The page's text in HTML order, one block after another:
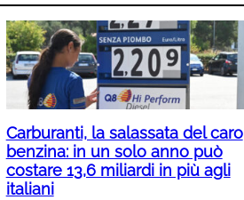
Carburanti, la salassata del caro
benzina: in un solo anno può
costare 13,6 miliardi in più agli
italiani